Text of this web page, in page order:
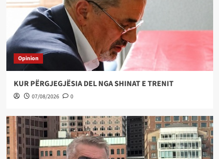
Opinion
KUR PËRGJEGJËSIA DEL NGA SHINAT E TRENIT
07/08/2026 0